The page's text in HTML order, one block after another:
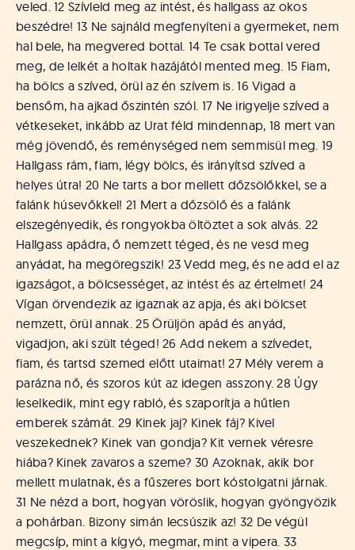
veled. 12 Szívleld meg az intést, és hallgass az okos
beszédre! 13 Ne sajnáld megfenyíteni a gyermeket, nem
hal bele, ha megvered bottal. 14 Te csak bottal vered
meg, de lelkét a holtak hazájától mented meg. 15 Fiam,
ha bölcs a szíved, örül az én szívem is. 16 Vigad a
bensőm, ha ajkad őszintén szól. 17 Ne irigyelje szíved a
vétkeseket, inkább az Urat féld mindennap, 18 mert van
még jövendő, és reménységed nem semmisül meg. 19
Hallgass rám, fiam, légy bölcs, és irányítsd szíved a
helyes útra! 20 Ne tarts a bor mellett dőzsölőkkel, se a
falánk húsevőkkel! 21 Mert a dőzsölő és a falánk
elszegényedik, és rongyokba öltöztet a sok alvás. 22
Hallgass apádra, ő nemzett téged, és ne vesd meg
anyádat, ha megöregszik! 23 Vedd meg, és ne add el az
igazságot, a bölcsességet, az intést és az értelmet! 24
Vígan örvendezik az igaznak az apja, és aki bölcset
nemzett, örül annak. 25 Örüljön apád és anyád,
vigadjon, aki szült téged! 26 Add nekem a szívedet,
fiam, és tartsd szemed előtt utaimat! 27 Mély verem a
parázna nő, és szoros kút az idegen asszony. 28 Úgy
leselkedik, mint egy rabló, és szaporítja a hűtlen
emberek számát. 29 Kinek jaj? Kinek fáj? Kivel
veszekednek? Kinek van gondja? Kit vernek véresre
hiába? Kinek zavaros a szeme? 30 Azoknak, akik bor
mellett mulatnak, és a fűszeres bort kóstolgatni járnak.
31 Ne nézd a bort, hogyan vöröslik, hogyan gyöngyözik
a pohárban. Bizony simán lecsúszik az! 32 De végül
megcsíp, mint a kígyó, megmar, mint a vipera. 33